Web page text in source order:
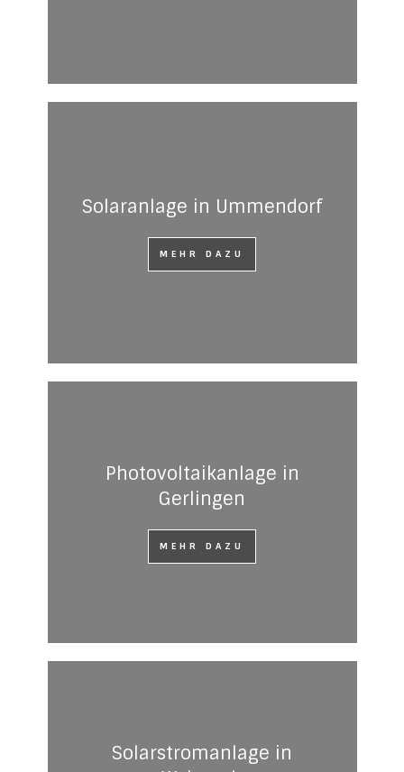
Solaranlage in Ummendorf
MEHR DAZU
Photovoltaikanlage in
Gerlingen
MEHR DAZU
Solarstromanlage in